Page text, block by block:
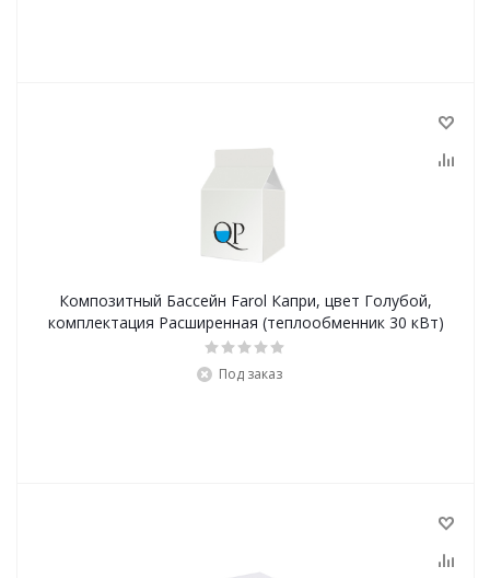
Композитный Бассейн Farol Капри, цвет Голубой,
комплектация Расширенная (теплообменник 30 кВт)
Под заказ